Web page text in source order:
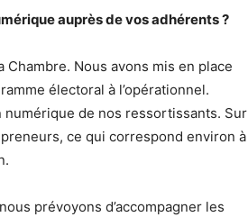
auprès de vos adhérents ?
Chambre. Nous avons mis en place
électoral à l’opérationnel.
numérique de nos ressortissants. Sur
ce qui correspond environ à
prévoyons d’accompagner les